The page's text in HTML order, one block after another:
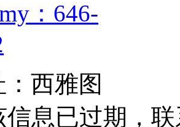
西雅图
信息已过期，